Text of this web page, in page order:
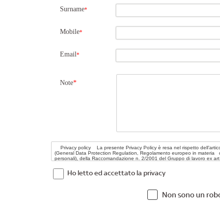
Surname*
Mobile*
Email*
Note*
Ho letto ed accettato la privacy
Non sono un